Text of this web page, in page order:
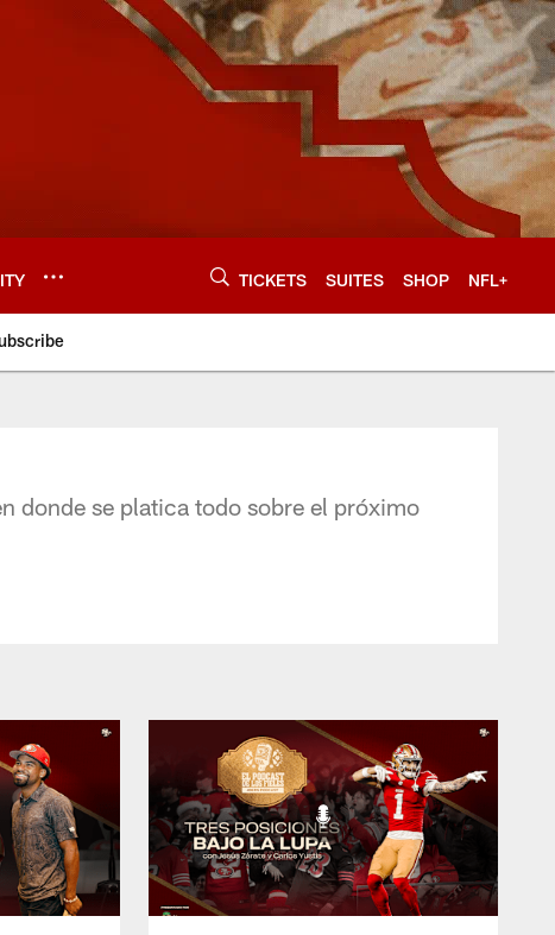
TICKETS SUITES SHOP NFL+
donde se platica todo sobre el próximo